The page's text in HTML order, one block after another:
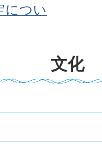
につい
文化